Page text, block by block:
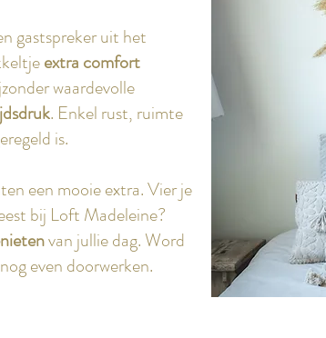
gastspreker uit het
extra comfort
waardevolle
. Enkel rust, ruimte
is.
een mooie extra. Vier je
bij Loft Madeleine?
van jullie dag. Word
even doorwerken.